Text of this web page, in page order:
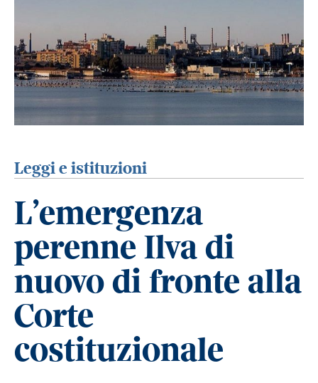
Leggi e istituzioni
L’emergenza
perenne Ilva di
nuovo di fronte alla
Corte
costituzionale